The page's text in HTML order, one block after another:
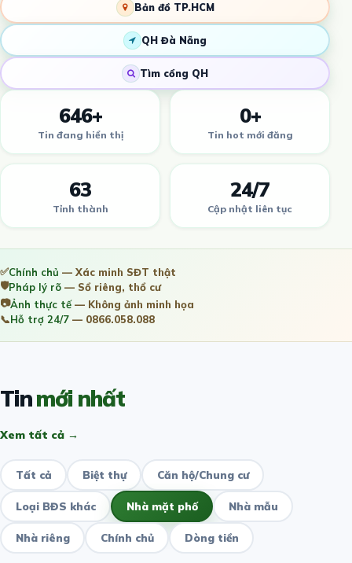
Bản đồ TP.HCM
QH Đà Nẵng
Tìm cổng QH
646+
Tin đang hiển thị
0+
Tin hot mới đăng
63
Tỉnh thành
24/7
Cập nhật liên tục
✅Chính chủ — Xác minh SĐT thật
🛡️Pháp lý rõ — Sổ riêng, thổ cư
📷Ảnh thực tế— Không ảnh minh họa
📞Hỗ trợ 24/7 — 0866.058.088
Tinmới nhất
Xem tất cả →
Tất cả Biệt thự Căn hộ/Chung cư
Loại BĐS khác Nhà mặt phố Nhà mẫu
Nhà riêng Chính chủ Dòng tiền